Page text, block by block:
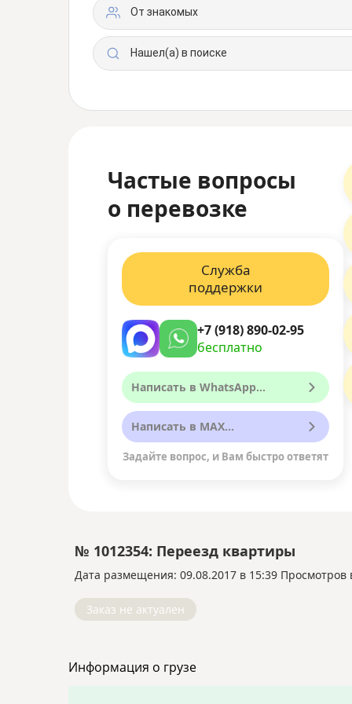
От знакомых
Нашел(а) в поиске
Частые вопросы
о перевозке
Служба
поддержки
+7 (918) 890-02-95
бесплатно
Написать в WhatsApp...
Написать в MAX...
Задайте вопрос, и Вам быстро ответят
№ 1012354: Переезд квартиры
Дата размещения: 09.08.2017 в 15:39 Просмотров
Заказ не актуален
Информация о грузе